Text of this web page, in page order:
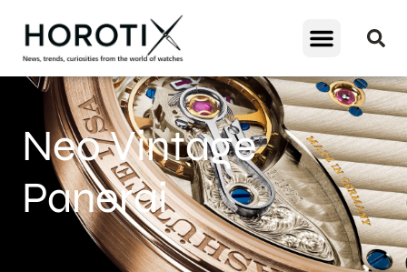
Neo Vintage
Panerai